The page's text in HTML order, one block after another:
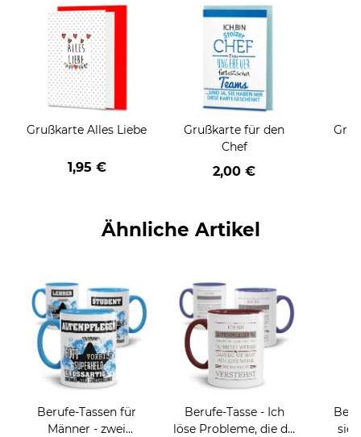
Grußkarte Alles Liebe
1,95 €
Grußkarte für den
Chef
2,00 €
Ähnliche Artikel
Berufe-Tassen für
Männer - zwei
Berufe-Tasse - Ich
löse Probleme, die du